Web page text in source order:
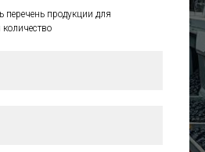
перечень продукции для